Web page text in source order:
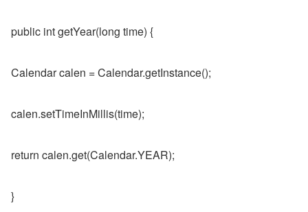
public int getYear(long time) {
Calendar calen = Calendar.getInstance();
calen.setTimeInMillis(time);
return calen.get(Calendar.YEAR);
}